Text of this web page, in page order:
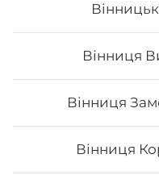
Вінниця
Вінниця
Вінниця
Філадельфія з
більше риби)
Вага: 355 г Склад: рис,
428₴